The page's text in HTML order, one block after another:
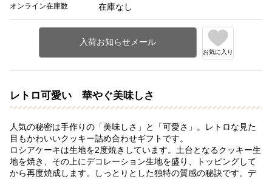
オンライン在庫数 在庫なし
お気に入り
レトロ可愛い 華やぐ美味しさ
人気の秘密は手作りの「美味しさ」と「可愛さ」。レトロな見た
目もかわいいクッキー詰め合わせギフトです。
ロシアケーキは生地を2度焼きしています。土台となるクッキー生
地を焼き、その上にデコレーション生地を盛り、トッピングして
から再度焼成します。しっとりとした独特の質感の秘訣です。デ